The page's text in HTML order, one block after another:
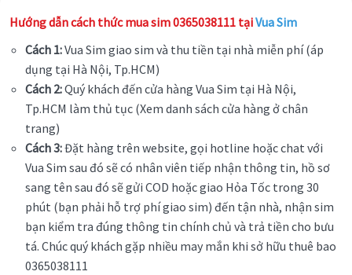
Hướng dẫn cách thức mua sim 0365038111 tạiVua Sim
Cách 1:Vua Sim giao sim và thu tiền tại nhà miễn phí (áp
dụng tại Hà Nội, Tp.HCM)
Cách 2:Quý khách đến cửa hàng Vua Sim tại Hà Nội,
Tp.HCM làm thủ tục (Xem danh sách cửa hàng ở chân
trang)
Cách 3:Đặt hàng trên website, gọi hotline hoặc chat với
Vua Sim sau đó sẽ có nhân viên tiếp nhận thông tin, hồ sơ
sang tên sau đó sẽ gửi COD hoặc giao Hỏa Tốc trong 30
phút (bạn phải hỗ trợ phí giao sim) đến tận nhà, nhận sim
bạn kiểm tra đúng thông tin chính chủ và trả tiền cho bưu
tá. Chúc quý khách gặp nhiều may mắn khi sở hữu thuê bao
0365038111